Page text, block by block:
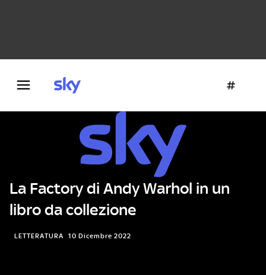
La Factory di Andy Warhol in un
libro da collezione
LETTERATURA 10 Dicembre 2022